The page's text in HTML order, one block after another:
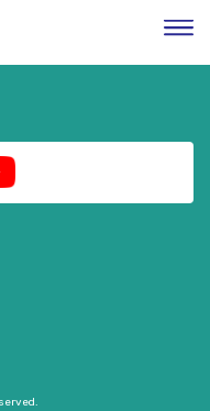
ニュースリリー